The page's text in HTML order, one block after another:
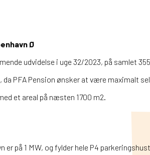
Ø
udvidelse i uge 32/2023, på samlet
PFA Pension ønsker at være maximalt
et areal på næsten 1700 m2.
er på 1 MW, og fylder hele P4